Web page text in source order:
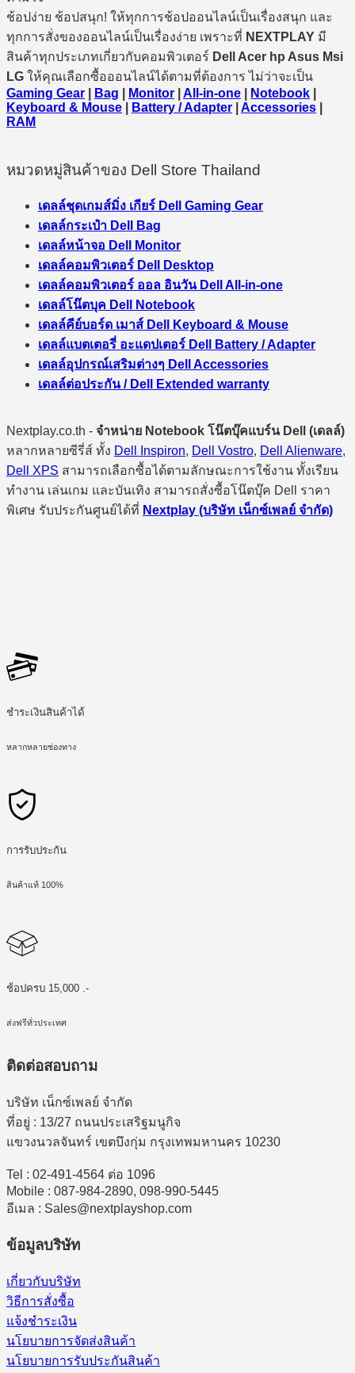
ช้อปง่าย ช้อปสนุก! ให้ทุกการช้อปออนไลน์เป็นเรื่องสนุก และ
ทุกการสั่งของออนไลน์เป็นเรื่องง่าย เพราะที่ NEXTPLAY มี
สินค้าทุกประเภทเกี่ยวกับคอมพิวเตอร์ Dell Acer hp Asus Msi
LG ให้คุณเลือกซื้อออนไลน์ได้ตามที่ต้องการ ไม่ว่าจะเป็น
Gaming Gear
Bag Monitor All-in-one Notebook
Keyboard & Mouse
Battery / Adapter Accessories
RAM
หมวดหมู่สินค้าของ Dell Store Thailand
เดลล์ชุดเกมส์มิ่ง เกียร์ Dell Gaming Gear
เดลล์กระเป๋า Dell Bag
เดลล์หน้าจอ Dell Monitor
เดลล์คอมพิวเตอร์ Dell Desktop
เดลล์คอมพิวเตอร์ ออล อินวัน Dell All-in-one
เดลล์โน๊ตบุค Dell Notebook
เดลล์คีย์บอร์ด เมาส์ Dell Keyboard & Mouse
เดลล์แบตเตอรี่ อะแดปเตอร์ Dell Battery / Adapter
เดลล์อุปกรณ์เสริมต่างๆ Dell Accessories
เดลล์ต่อประกัน / Dell Extended warranty
Nextplay.co.th - จำหน่าย Notebook โน๊ตบุ๊คแบร์น Dell (เดลล์)
หลากหลายซีรี่ส์ ทั้ง Dell Inspiron, Dell Vostro, Dell Alienware,
Dell XPS สามารถเลือกซื้อได้ตามลักษณะการใช้งาน ทั้งเรียน
ทำงาน เล่นเกม และบันเทิง สามารถสั่งซื้อโน๊ตบุ๊ค Dell ราคา
พิเศษ รับประกันศูนย์ได้ที่ Nextplay (บริษัท เน็กซ์เพลย์ จำกัด)
ชำระเงินสินค้าได้
หลากหลายช่องทาง
การรับประกัน
สินค้าแท้ 100%
ช้อปครบ 15,000 .-
ส่งฟรีทั่วประเทศ
ติดต่อสอบถาม
บริษัท เน็กซ์เพลย์ จำกัด
ที่อยู่ : 13/27 ถนนประเสริฐมนูกิจ
แขวงนวลจันทร์ เขตบึงกุ่ม กรุงเทพมหานคร 10230
Tel : 02-491-4564 ต่อ 1096
Mobile : 087-984-2890, 098-990-5445
อีเมล : Sales@nextplayshop.com
ข้อมูลบริษัท
เกี่ยวกับบริษัท
วิธีการสั่งซื้อ
แจ้งชำระเงิน
นโยบายการจัดส่งสินค้า
นโยบายการรับประกันสินค้า